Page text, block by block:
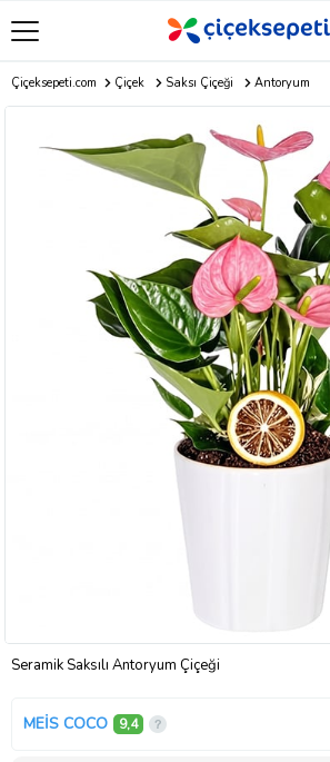
Çiçeksepeti.com Çiçek Saksı Çiçeği Antoryum
Seramik Saksılı Antoryum Çiçeği
MEİS COCO 9,4